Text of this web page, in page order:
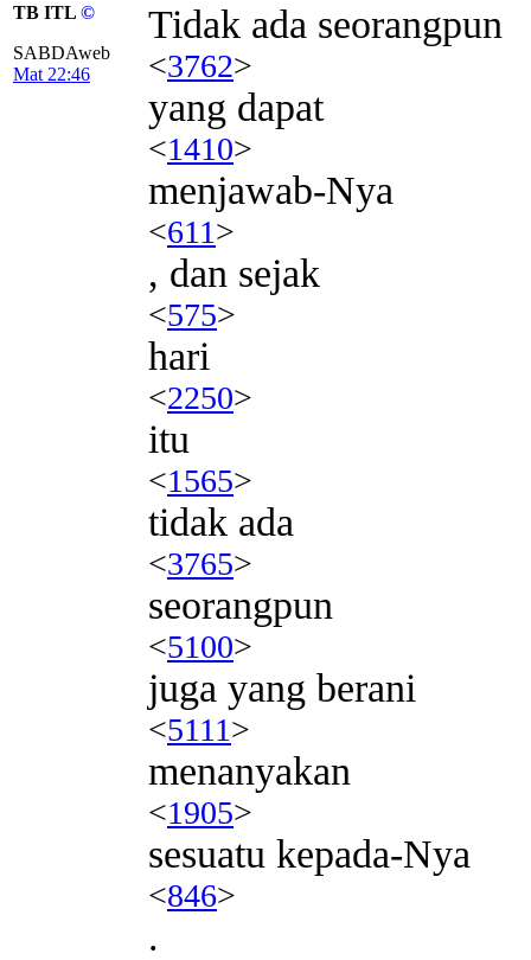
TB ITL ©
SABDAweb
Mat 22:46
Tidak ada seorangpun
<3762>
yang dapat
<1410>
menjawab-Nya
<611>
, dan sejak
<575>
hari
<2250>
itu
<1565>
tidak ada
<3765>
seorangpun
<5100>
juga yang berani
<5111>
menanyakan
<1905>
sesuatu kepada-Nya
<846>
.